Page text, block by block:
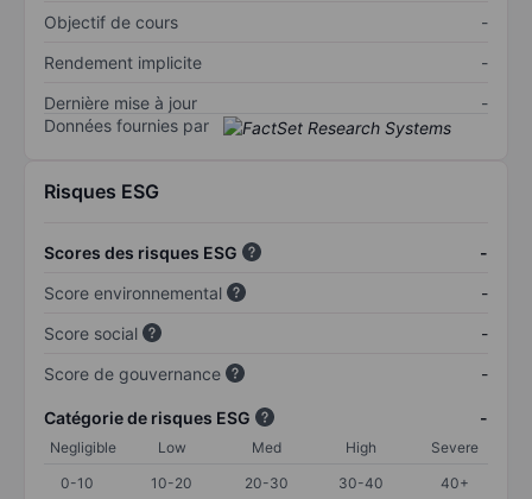
Objectif de cours
-
Rendement implicite
-
Dernière mise à jour
-
Données fournies par
Risques ESG
Scores des risques ESG
-
Score environnemental
-
Score social
-
Score de gouvernance
-
Catégorie de risques ESG -
Negligible Low Med High
Severe
0-10
10-20 20-30 30-40 40+